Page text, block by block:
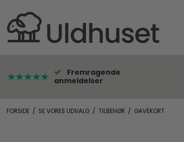
Fremragende
anmeldelser
FORSIDE / SE VORES UDVALG / TILBEHØR / GAVEKORT